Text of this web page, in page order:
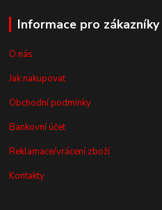
Informace pro zákazníky
O nás
Jak nakupovat
Obchodní podmínky
Bankovní účet
Reklamace/vrácení zboží
Kontakty